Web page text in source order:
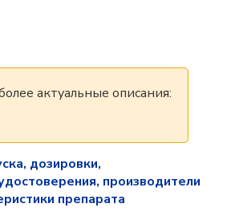
актуальные описания:
дозировки,
производители
препарата